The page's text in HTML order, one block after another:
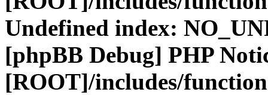
Undefined index:
[phpBB Debug] PHP
[ROOT]/includes/